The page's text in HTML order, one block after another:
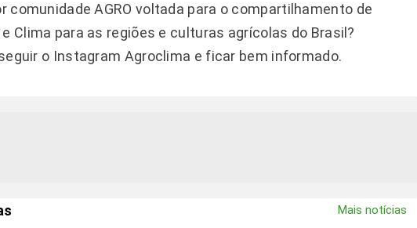
comunidade AGRO voltada para o compartilhamento de
Clima para as regiões e culturas agrícolas do Brasil?
o Instagram Agroclima e ficar bem informado.
Mais notícias